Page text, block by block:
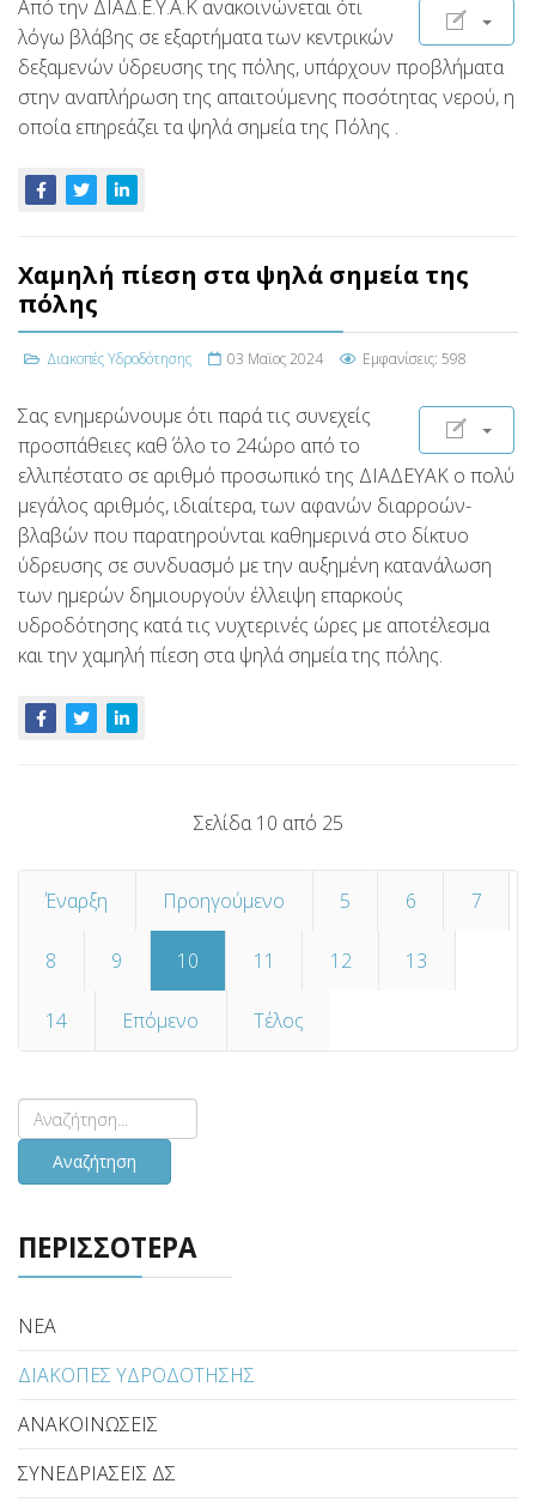
Από την ΔΙΑΔ.Ε.Υ.Α.Κ ανακοινώνεται ότι
λόγω βλάβης σε εξαρτήματα των κεντρικών
δεξαμενών ύδρευσης της πόλης, υπάρχουν προβλήματα
στην αναπλήρωση της απαιτούμενης ποσότητας νερού, η
οποία επηρεάζει τα ψηλά σημεία της Πόλης .
Χαμηλή πίεση στα ψηλά σημεία της
πόλης
Διακοπές Υδροδότησης 03 Μαϊος 2024 Εμφανίσεις: 598
Σας ενημερώνουμε ότι παρά τις συνεχείς
προσπάθειες καθ΄ όλο το 24ώρο από το
ελλιπέστατο σε αριθμό προσωπικό της ΔΙΑΔΕΥΑΚ ο πολύ
μεγάλος αριθμός, ιδιαίτερα, των αφανών διαρροών-
βλαβών που παρατηρούνται καθημερινά στο δίκτυο
ύδρευσης σε συνδυασμό με την αυξημένη κατανάλωση
των ημερών δημιουργούν έλλειψη επαρκούς
υδροδότησης κατά τις νυχτερινές ώρες με αποτέλεσμα
και την χαμηλή πίεση στα ψηλά σημεία της πόλης.
Σελίδα 10 από 25
Έναρξη Προηγούμενο 5 6 7
8 9 10 11 12 13
14 Επόμενο Τέλος
Αναζήτηση
ΠΕΡΙΣΣΟΤΕΡΑ
ΝΕΑ
ΔΙΑΚΟΠΕΣ ΥΔΡΟΔΟΤΗΣΗΣ
ΑΝΑΚΟΙΝΩΣΕΙΣ
ΣΥΝΕΔΡΙΑΣΕΙΣ ΔΣ